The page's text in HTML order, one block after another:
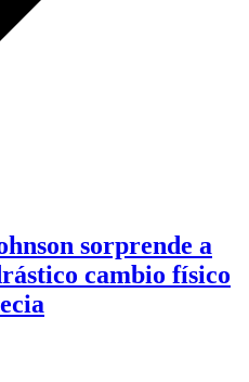
sorprende a
cambio físico